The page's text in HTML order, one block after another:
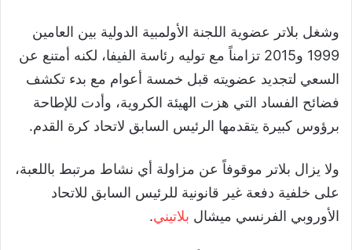
وشغل بلاتر عضوية اللجنة الأولمبية الدولية بين العامين
1999 و2015 تزامناً مع توليه رئاسة الفيفا، لكنه أمتنع عن
السعي لتجديد عضويته قبل خمسة أعوام مع بدء تكشف
فضائح الفساد التي هزت الهيئة الكروية، وأدت للإطاحة
برؤوس كبيرة يتقدمها الرئيس السابق لاتحاد كرة القدم.
ولا يزال بلاتر موقوفاً عن مزاولة أي نشاط مرتبط باللعبة،
على خلفية دفعة غير قانونية للرئيس السابق للاتحاد
الأوروبي الفرنسي ميشال بلاتيني.